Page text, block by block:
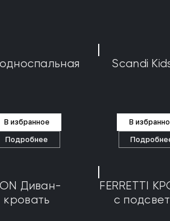
В избранное
Подробнее
Scandi
В
Диван-
кровать
FERRETTI
с